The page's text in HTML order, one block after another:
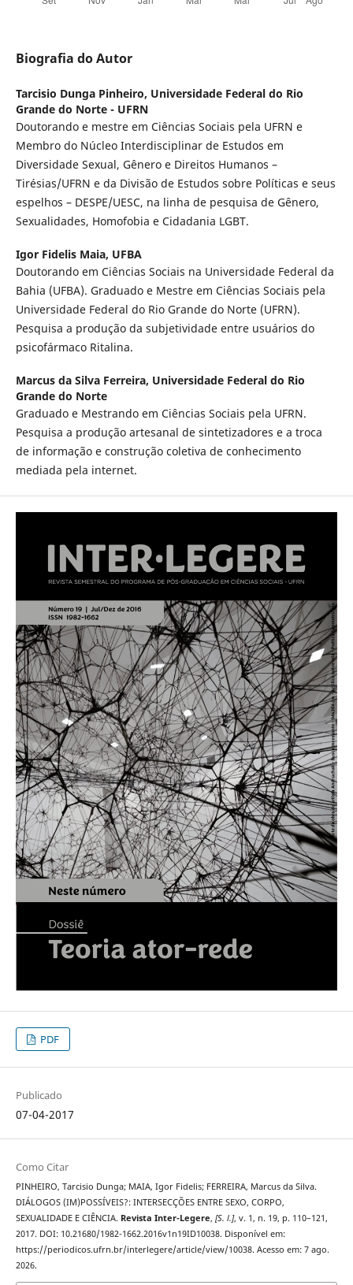
Biografia do Autor
Tarcisio Dunga Pinheiro, Universidade Federal do Rio
Grande do Norte - UFRN
Doutorando e mestre em Ciências Sociais pela UFRN e
Membro do Núcleo Interdisciplinar de Estudos em
Diversidade Sexual, Gênero e Direitos Humanos –
Tirésias/UFRN e da Divisão de Estudos sobre Políticas e seus
espelhos – DESPE/UESC, na linha de pesquisa de Gênero,
Sexualidades, Homofobia e Cidadania LGBT.
Igor Fidelis Maia, UFBA
Doutorando em Ciências Sociais na Universidade Federal da
Bahia (UFBA). Graduado e Mestre em Ciências Sociais pela
Universidade Federal do Rio Grande do Norte (UFRN).
Pesquisa a produção da subjetividade entre usuários do
psicofármaco Ritalina.
Marcus da Silva Ferreira, Universidade Federal do Rio
Grande do Norte
Graduado e Mestrando em Ciências Sociais pela UFRN.
Pesquisa a produção artesanal de sintetizadores e a troca
de informação e construção coletiva de conhecimento
mediada pela internet.
PDF
Publicado
07-04-2017
Como Citar
PINHEIRO, Tarcisio Dunga; MAIA, Igor Fidelis; FERREIRA, Marcus da Silva.
DIÁLOGOS (IM)POSSÍVEIS?: INTERSECÇÕES ENTRE SEXO, CORPO,
SEXUALIDADE E CIÊNCIA. Revista Inter-Legere, [S. l.], v. 1, n. 19, p. 110–121,
2017. DOI: 10.21680/1982-1662.2016v1n19ID10038. Disponível em:
https://periodicos.ufrn.br/interlegere/article/view/10038. Acesso em: 7 ago.
2026.